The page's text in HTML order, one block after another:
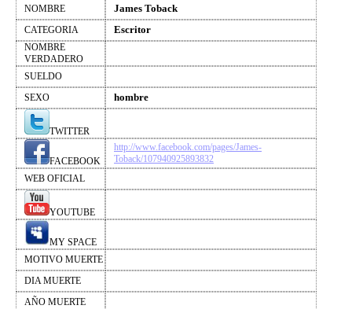
NOMBRE James Toback
CATEGORIA Escritor
NOMBRE
VERDADERO
SUELDO
SEXO
hombre
TWITTER
FACEBOOK
http://www.facebook.com/pages/James-
Toback/107940925893832
WEB OFICIAL
YOUTUBE
MY SPACE
MOTIVO MUERTE
DIA MUERTE
AÑO MUERTE